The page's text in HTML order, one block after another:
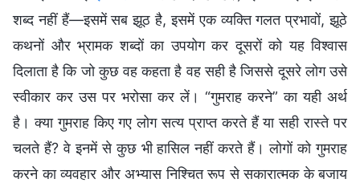
शब्द नहीं हैं—इसमें सब झूठ है, इसमें एक व्यक्ति गलत प्रभावों, झूठे
कथनों और भ्रामक शब्दों का उपयोग कर दूसरों को यह विश्वास
दिलाता है कि जो कुछ वह कहता है वह सही है जिससे दूसरे लोग उसे
स्वीकार कर उस पर भरोसा कर लें। “गुमराह करने” का यही अर्थ
है। क्या गुमराह किए गए लोग सत्य प्राप्त करते हैं या सही रास्ते पर
चलते हैं? वे इनमें से कुछ भी हासिल नहीं करते हैं। लोगों को गुमराह
करने का व्यवहार और अभ्यास निश्चित रूप से सकारात्मक के बजाय